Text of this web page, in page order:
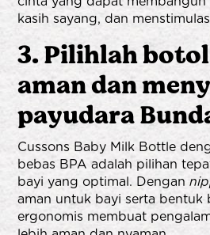
kasih sayang, dan
3. Pilihlah
aman dan
payudara
Cussons Baby Milk Bottle
bebas BPA adalah pilihan
bayi yang optimal. Dengan
aman untuk bayi serta bentuk
ergonomis membuat